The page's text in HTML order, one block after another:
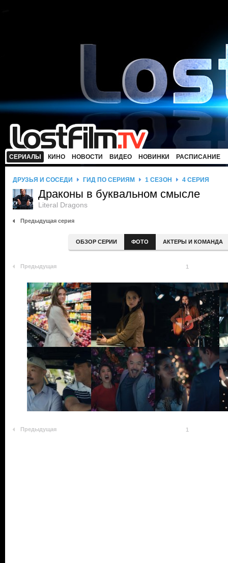
СЕРИАЛЫ КИНО НОВОСТИ ВИДЕО НОВИНКИ РАСПИСАНИЕ
ДРУЗЬЯ И СОСЕДИ ГИД ПО СЕРИЯМ 1 СЕЗОН 4 СЕРИЯ
Драконы в буквальном смысле
Literal Dragons
Предыдущая серия
ОБЗОР СЕРИИ ФОТО АКТЕРЫ И КОМАНДА
Предыдущая 1
Предыдущая 1